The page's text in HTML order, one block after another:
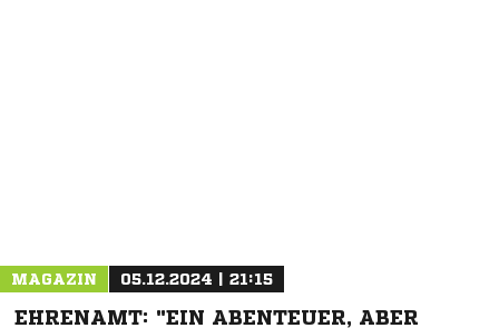
MAGAZIN 05.12.2024 | 21:15
EHRENAMT: "EIN ABENTEUER, ABER